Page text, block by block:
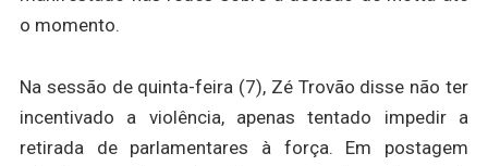
o momento.
Na sessão de quinta-feira (7), Zé Trovão disse não ter
incentivado a violência, apenas tentado impedir a
retirada de parlamentares à força. Em postagem